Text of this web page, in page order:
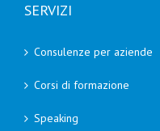
SERVIZI
Consulenze per aziende
Corsi di formazione
Speaking